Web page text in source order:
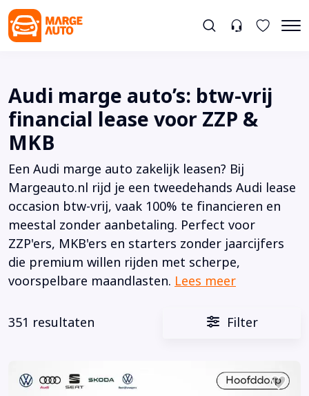
Audi marge auto’s: btw-vrij
financial lease voor ZZP &
MKB
Een Audi marge auto zakelijk leasen? Bij
Margeauto.nl rijd je een tweedehands Audi lease
occasion btw-vrij, vaak 100% te financieren en
meestal zonder aanbetaling. Perfect voor
ZZP'ers, MKB'ers en starters zonder jaarcijfers
die premium willen rijden met scherpe,
voorspelbare maandlasten. Lees meer
351 resultaten Filter